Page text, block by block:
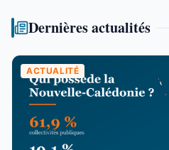
Dernières actualités
ACTUALITÉ